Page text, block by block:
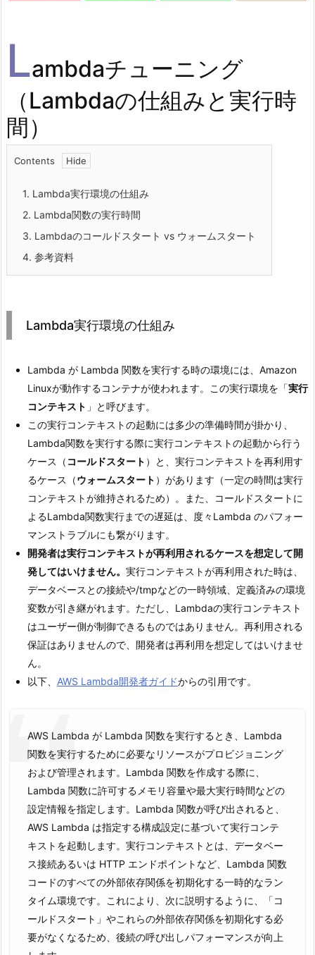
Lambdaチューニング
（Lambdaの仕組みと実行時
間）
Contents
1. Lambda実行環境の仕組み
2. Lambda関数の実行時間
3. Lambdaのコールドスタート vs ウォームスタート
4. 参考資料
Lambda実行環境の仕組み
Lambda が Lambda 関数を実行する時の環境には、Amazon
Linuxが動作するコンテナが使われます。この実行環境を「実行
コンテキスト 」と呼びます。
この実行コンテキストの起動には多少の準備時間が掛かり、
Lambda関数を実行する際に実行コンテキストの起動から行う
ケース（ コールドスタート ）と、実行コンテキストを再利用す
るケース（ウォームスタート ）があります（一定の時間は実行
コンテキストが維持されるため）。また、コールドスタートに
よるLambda関数実行までの遅延は、度々Lambda のパフォー
マンストラブルにも繋がります。
開発者は実行コンテキストが再利用されるケースを想定して開
発してはいけません。 実行コンテキストが再利用された時は、
データベースとの接続や/tmpなどの一時領域、定義済みの環境
変数が引き継がれます。ただし、Lambdaの実行コンテキスト
はユーザー側が制御できるものではありません。再利用される
保証はありませんので、開発者は再利用を想定してはいけませ
ん。
以下、 AWS Lambda開発者ガイドからの引用です。
AWS Lambda が Lambda 関数を実行するとき、Lambda
関数を実行するために必要なリソースがプロビジョニング
および管理されます。Lambda 関数を作成する際に、
Lambda 関数に許可するメモリ容量や最大実行時間などの
設定情報を指定します。Lambda 関数が呼び出されると、
AWS Lambda は指定する構成設定に基づいて実行コンテ
キストを起動します。実行コンテキストとは、データベー
ス接続あるいは HTTP エンドポイントなど、Lambda 関数
コードのすべての外部依存関係を初期化する一時的なラン
タイム環境です。これにより、次に説明するように、「コ
ールドスタート」やこれらの外部依存関係を初期化する必
要がなくなるため、後続の呼び出しパフォーマンスが向上